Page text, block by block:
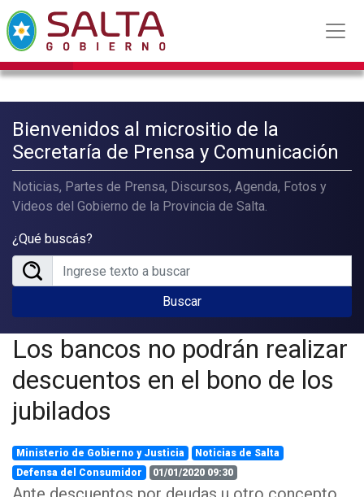
Bienvenidos al micrositio de la
Secretaría de Prensa y Comunicación
Noticias, Partes de Prensa, Discursos, Agenda, Fotos y
Videos del Gobierno de la Provincia de Salta.
¿Qué buscás?
Buscar
Los bancos no podrán realizar
descuentos en el bono de los
jubilados
Ministerio de Gobierno y Justicia
Noticias de Salta
Defensa del Consumidor
01/01/2020 09:30